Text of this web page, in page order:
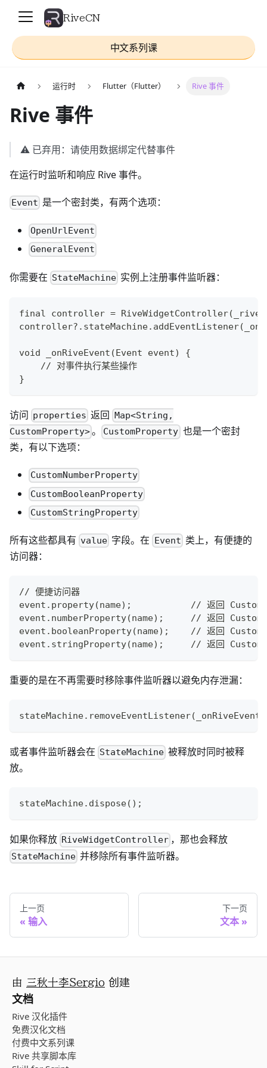
RiveCN
中文系列课
运行时 Flutter（Flutter） Rive 事件
Rive 事件
⚠️ 已弃用：请使用数据绑定代替事件
在运行时监听和响应 Rive 事件。
Event 是一个密封类，有两个选项：
OpenUrlEvent
GeneralEvent
你需要在 StateMachine 实例上注册事件监听器：
final controller =
void _onRiveEvent(Event event) {
    // 对事件执行某些操作
}
访问 properties 返回 Map<String,
CustomProperty>。 CustomProperty也是一个密封
类，有以下选项：
CustomNumberProperty
CustomBooleanProperty
CustomStringProperty
所有这些都具有 value 字段。在 Event 类上，有便捷的
访问器：
// 便捷访问器
event.property(name);           // 返回
event.numberProperty(name);     // 返回
event.booleanProperty(name);    // 返回
event.stringProperty(name);     // 返回
重要的是在不再需要时移除事件监听器以避免内存泄漏：
或者事件监听器会在 StateMachine 被释放时同时被释
放。
stateMachine.dispose();
如果你释放 RiveWidgetController ，那也会释放
StateMachine 并移除所有事件监听器。
上一页
输入
下一页
文本
由 三秋十李Sergio 创建
文档
Rive 汉化插件
免费汉化文档
付费中文系列课
Rive 共享脚本库